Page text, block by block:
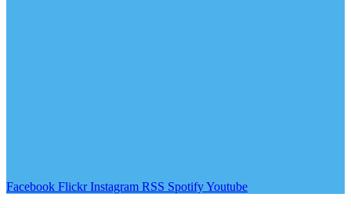
Facebook Flickr Instagram RSS SpotifyYoutube